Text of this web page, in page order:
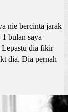
nie bercinta jarak
bulan saya
Lepastu dia fikir
dia. Dia pernah